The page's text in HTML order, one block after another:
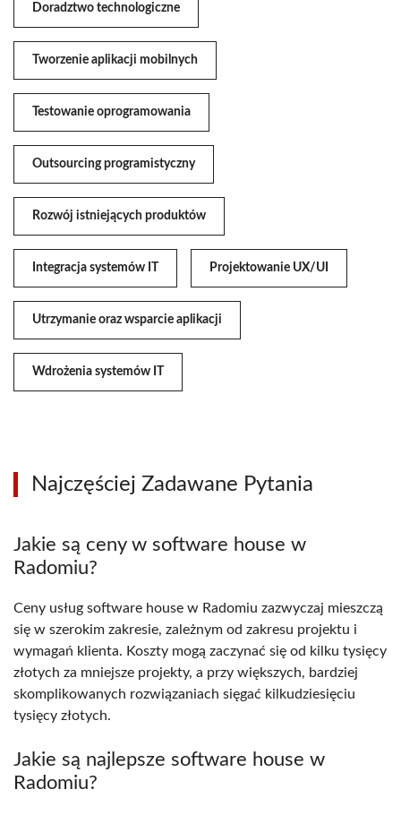
Doradztwo technologiczne
Tworzenie aplikacji mobilnych
Testowanie oprogramowania
Outsourcing programistyczny
Rozwój istniejących produktów
Integracja systemów IT Projektowanie UX/UI
Utrzymanie oraz wsparcie aplikacji
Wdrożenia systemów IT
Najczęściej Zadawane Pytania
Jakie są ceny w software house w
Radomiu?
Ceny usług software house w Radomiu zazwyczaj mieszczą
się w szerokim zakresie, zależnym od zakresu projektu i
wymagań klienta. Koszty mogą zaczynać się od kilku tysięcy
złotych za mniejsze projekty, a przy większych, bardziej
skomplikowanych rozwiązaniach sięgać kilkudziesięciu
tysięcy złotych.
Jakie są najlepsze software house w
Radomiu?